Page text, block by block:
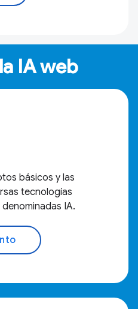
IA web
básicos y las
tecnologías
IA.